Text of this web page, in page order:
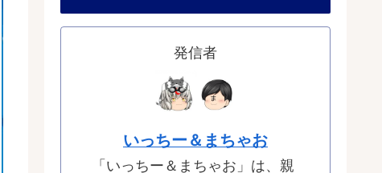
発信者
いっちー＆まちゃお
「いっちー＆まちゃお」は、親